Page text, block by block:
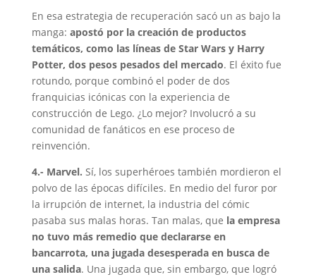
En esa estrategia de recuperación sacó un as bajo la
manga: apostó por la creación de productos
temáticos, como las líneas de Star Wars y Harry
Potter, dos pesos pesados del mercado. El éxito fue
rotundo, porque combinó el poder de dos
franquicias icónicas con la experiencia de
construcción de Lego. ¿Lo mejor? Involucró a su
comunidad de fanáticos en ese proceso de
reinvención.
4.- Marvel. Sí, los superhéroes también mordieron el
polvo de las épocas difíciles. En medio del furor por
la irrupción de internet, la industria del cómic
pasaba sus malas horas. Tan malas, que la empresa
no tuvo más remedio que declararse en
bancarrota, una jugada desesperada en busca de
una salida. Una jugada que, sin embargo, que logró